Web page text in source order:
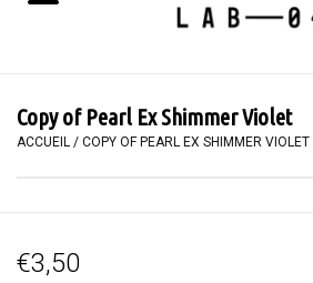
LIVRES
PEINTURE
WORKSHOPS
Copy of Pearl Ex Shimmer Violet
ACCUEIL / COPY OF PEARL EX SHIMMER VIOLET
€3,50